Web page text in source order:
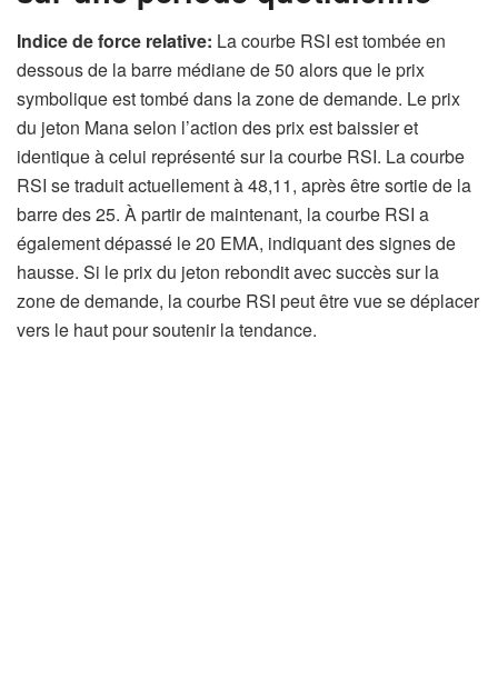
Indice de force relative: La courbe RSI est tombée en
dessous de la barre médiane de 50 alors que le prix
symbolique est tombé dans la zone de demande. Le prix
du jeton Mana selon l’action des prix est baissier et
identique à celui représenté sur la courbe RSI. La courbe
RSI se traduit actuellement à 48,11, après être sortie de la
barre des 25. À partir de maintenant, la courbe RSI a
également dépassé le 20 EMA, indiquant des signes de
hausse. Si le prix du jeton rebondit avec succès sur la
zone de demande, la courbe RSI peut être vue se déplacer
vers le haut pour soutenir la tendance.